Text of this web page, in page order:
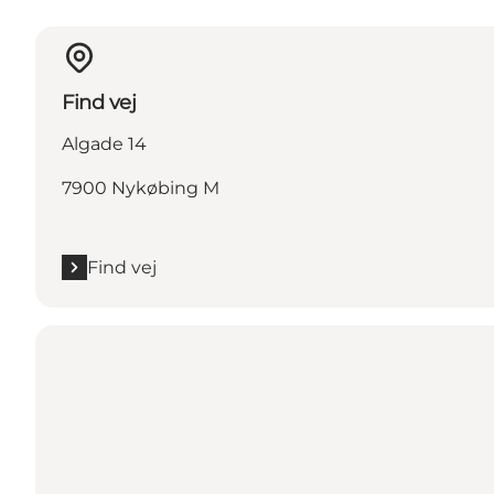
Find vej
Algade 14
7900 Nykøbing M
Find vej